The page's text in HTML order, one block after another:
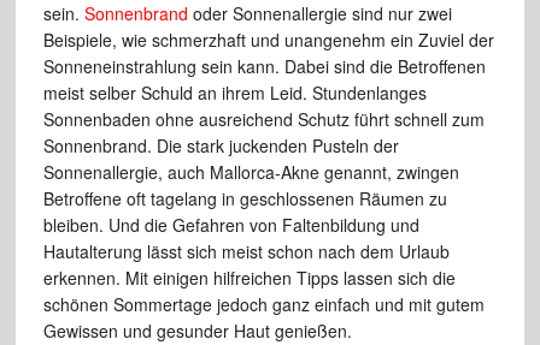
sein. Sonnenbrand oder Sonnenallergie sind nur zwei
Beispiele, wie schmerzhaft und unangenehm ein Zuviel der
Sonneneinstrahlung sein kann. Dabei sind die Betroffenen
meist selber Schuld an ihrem Leid. Stundenlanges
Sonnenbaden ohne ausreichend Schutz führt schnell zum
Sonnenbrand. Die stark juckenden Pusteln der
Sonnenallergie, auch Mallorca-Akne genannt, zwingen
Betroffene oft tagelang in geschlossenen Räumen zu
bleiben. Und die Gefahren von Faltenbildung und
Hautalterung lässt sich meist schon nach dem Urlaub
erkennen. Mit einigen hilfreichen Tipps lassen sich die
schönen Sommertage jedoch ganz einfach und mit gutem
Gewissen und gesunder Haut genießen.